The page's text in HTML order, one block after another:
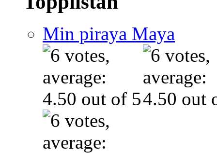
Min piraya Maya